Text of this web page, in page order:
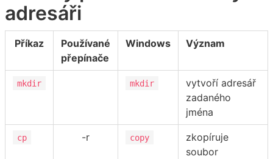
adresáři
Příkaz
Používané
přepínače
Windows Význam
mkdir mkdir
vytvoří adresář
zadaného
jména
cp -r copy
zkopíruje
soubor